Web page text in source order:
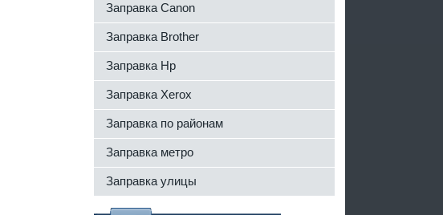
Заправка Canon
Заправка Brother
Заправка Hp
Заправка Xerox
Заправка по районам
Заправка метро
Заправка улицы